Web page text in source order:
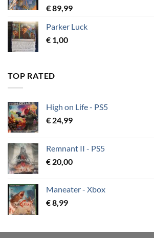
€89,99
Parker Luck
€ 1,00
TOP RATED
High on Life - PS5
€ 24,99
Remnant II - PS5
€ 20,00
Maneater - Xbox
€8,99